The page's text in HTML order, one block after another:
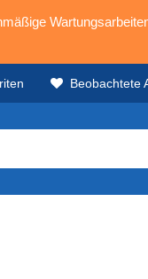
Beobachtete